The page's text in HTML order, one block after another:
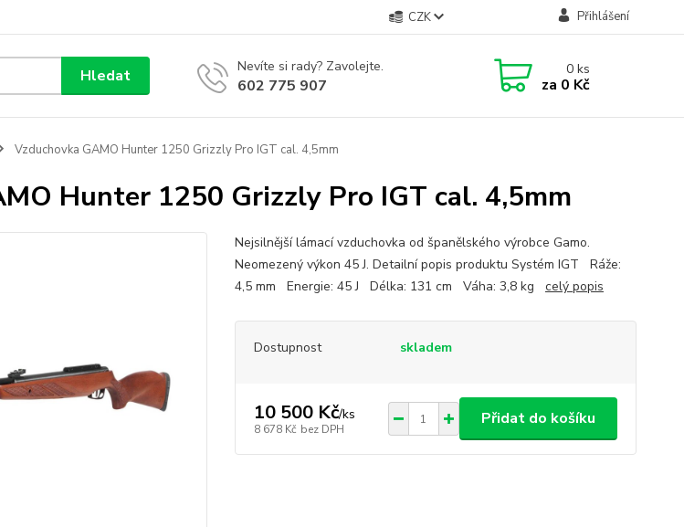
CZK Přihlášení
Hledat Nevíte si rady? Zavolejte.
602 775 907
0ks
za 0 Kč
Vzduchovka GAMO Hunter 1250 Grizzly Pro IGT cal. 4,5mm
Hunter 1250 Grizzly Pro IGT cal. 4,5mm
Nejsilnější lámací vzduchovka od španělského výrobce Gamo.
Neomezený výkon 45 J. Detailní popis produktu Systém IGT Ráže:
4,5 mm Energie: 45 J Délka: 131 cm Váha: 3,8 kg celý popis
Dostupnost skladem
10 500 Kč/ks
8 678 Kč bez DPH
Přidat do košíku